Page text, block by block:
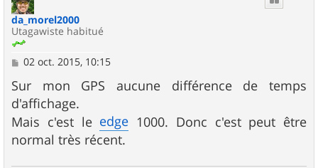
da_morel2000
Utagawiste habitué
M
s
s
a
g
e
02 oct. 2015, 10:15
Sur mon GPS aucune différence de temps
d'affichage.
Mais c'est le edge 1000. Donc c'est peut être
normal très récent.